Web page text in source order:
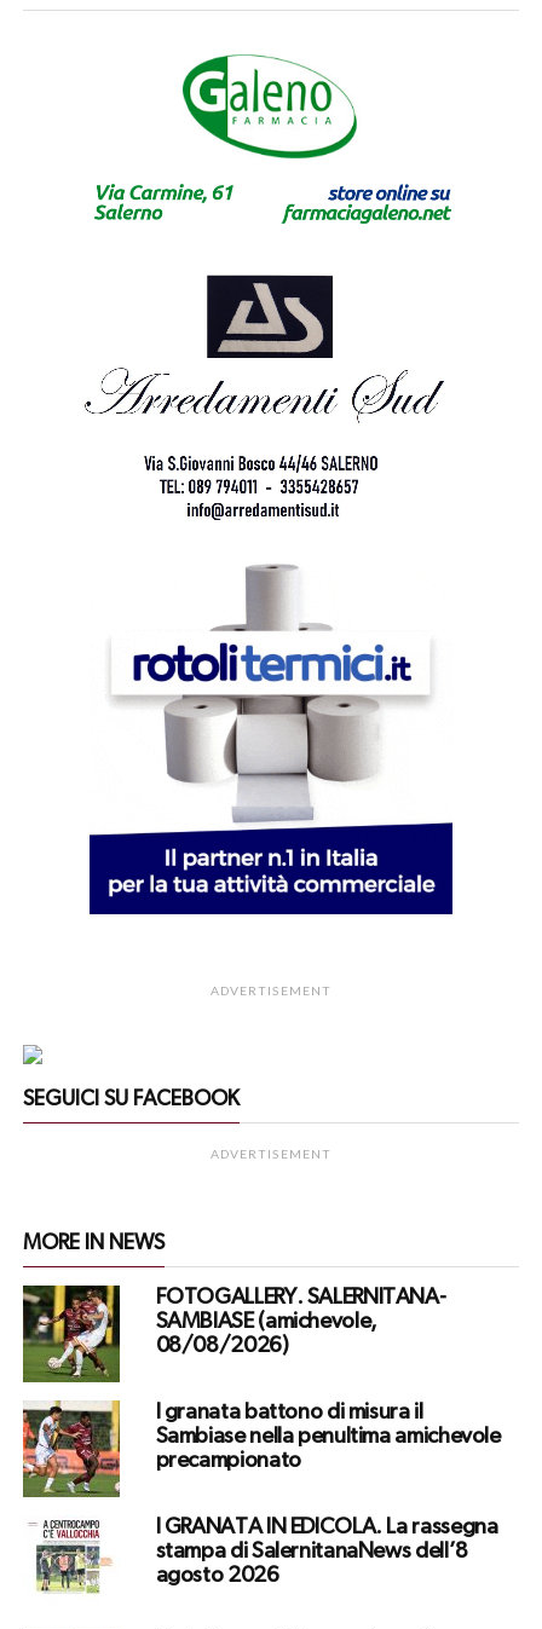
ADVERTISEMENT
SEGUICI SU FACEBOOK
ADVERTISEMENT
MORE IN NEWS
FOTOGALLERY. SALERNITANA-
SAMBIASE (amichevole,
08/08/2026)
I granata battono di misura il
Sambiase nella penultima amichevole
precampionato
I GRANATA IN EDICOLA. La rassegna
stampa di SalernitanaNews dell’8
agosto 2026